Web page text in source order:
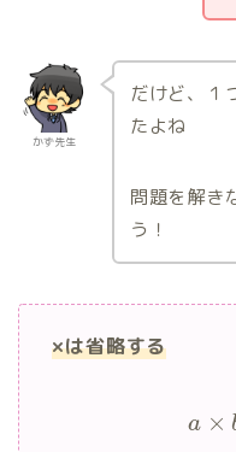
かず先生
だけど、１
たよね
問題を解き
う！
×は省略する
a ×